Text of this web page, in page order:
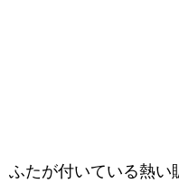
ふたが付いている熱い